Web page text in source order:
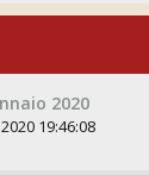
2020
19:46:08